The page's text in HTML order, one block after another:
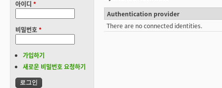
Authentication provider
There are no connected identities.
아이디 *
비밀번호*
가입하기
새로운 비밀번호 요청하기